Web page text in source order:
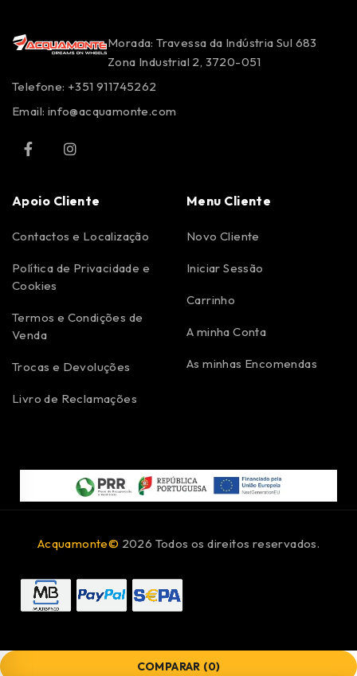
Morada: Travessa da Indústria Sul 683
Zona Industrial 2, 3720-051
Telefone: +351 911745262
Email: info@acquamonte.com
Apoio Cliente
Contactos e Localização
Política de Privacidade e
Cookies
Termos e Condições de
Venda
Trocas e Devoluções
Livro de Reclamações
Menu Cliente
Novo Cliente
Iniciar Sessão
Carrinho
A minha Conta
As minhas Encomendas
Acquamonte© 2026 Todos os direitos reservados.
COMPARAR (0)